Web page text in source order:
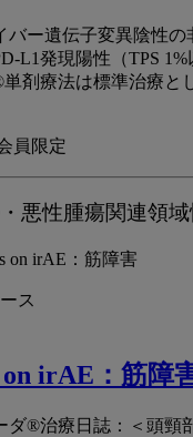
バー遺伝子変異陰性の
L1発現陽性（TPS
剤療法は標準治療と
員限定
悪性腫瘍関連領域
ス
irAE：筋障